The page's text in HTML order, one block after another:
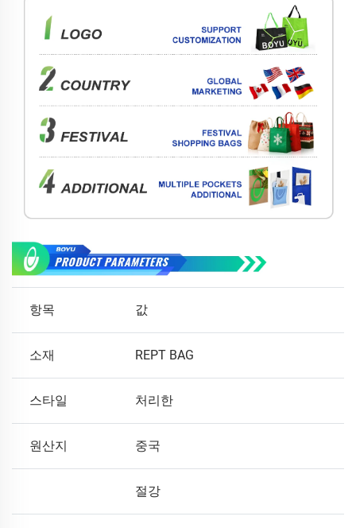
항목 값
소재 REPT BAG
스타일 처리한
원산지 중국
절강